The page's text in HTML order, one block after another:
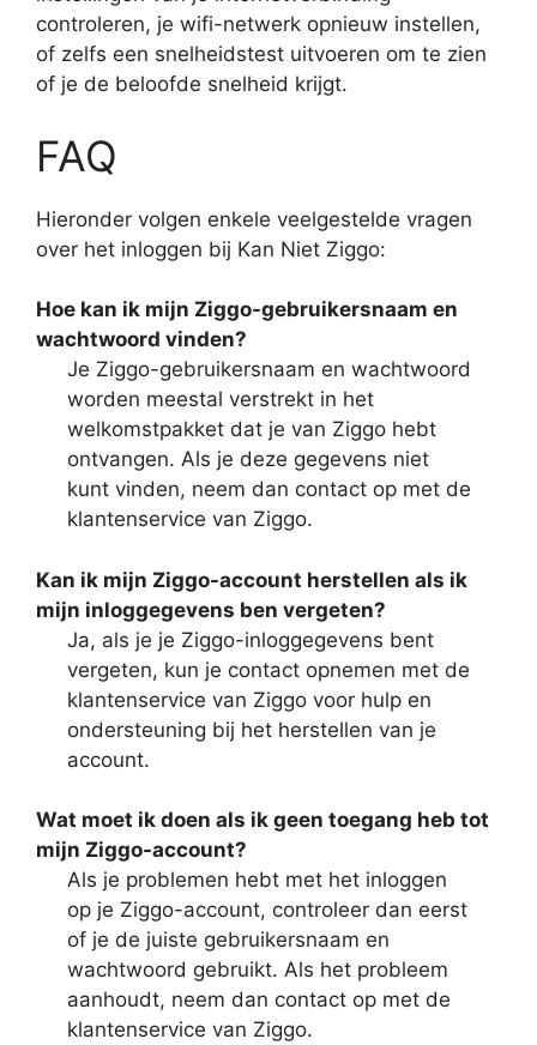
controleren, je wifi-netwerk opnieuw instellen,
of zelfs een snelheidstest uitvoeren om te zien
of je de beloofde snelheid krijgt.
FAQ
Hieronder volgen enkele veelgestelde vragen
over het inloggen bij Kan Niet Ziggo:
Hoe kan ik mijn Ziggo-gebruikersnaam en
wachtwoord vinden?
Je Ziggo-gebruikersnaam en wachtwoord
worden meestal verstrekt in het
welkomstpakket dat je van Ziggo hebt
ontvangen. Als je deze gegevens niet
kunt vinden, neem dan contact op met de
klantenservice van Ziggo.
Kan ik mijn Ziggo-account herstellen als ik
mijn inloggegevens ben vergeten?
Ja, als je je Ziggo-inloggegevens bent
vergeten, kun je contact opnemen met de
klantenservice van Ziggo voor hulp en
ondersteuning bij het herstellen van je
account.
Wat moet ik doen als ik geen toegang heb tot
mijn Ziggo-account?
Als je problemen hebt met het inloggen
op je Ziggo-account, controleer dan eerst
of je de juiste gebruikersnaam en
wachtwoord gebruikt. Als het probleem
aanhoudt, neem dan contact op met de
klantenservice van Ziggo.